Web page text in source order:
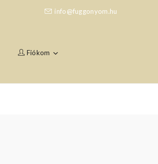
info@fuggonyom.hu
Fiókom